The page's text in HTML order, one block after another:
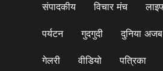
संपादकीय विचार मंच
पर्यटन गुदगुदी दुनिया
गेलरी वीडियो पत्रिका